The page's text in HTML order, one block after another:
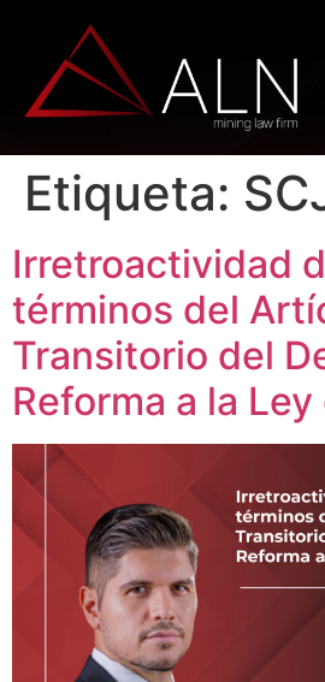
Etiqueta:
Irretroactividad
términos del
Transitorio del
Reforma a la